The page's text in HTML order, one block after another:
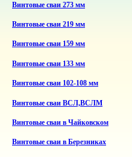
Винтовые сваи 273 мм
Винтовые сваи 219 мм
Винтовые сваи 159 мм
Винтовые сваи 133 мм
Винтовые сваи 102-108 мм
Винтовые сваи ВСЛ,ВСЛМ
Винтовые сваи в Чайковском
Винтовые сваи в Березниках